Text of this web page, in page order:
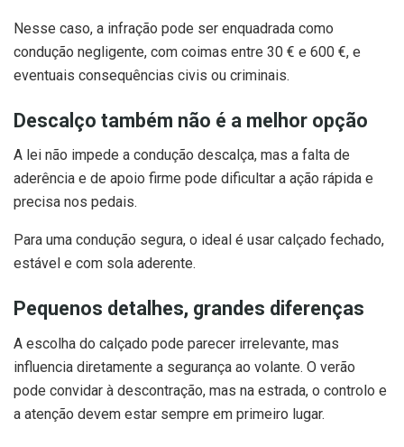
Nesse caso, a infração pode ser enquadrada como
condução negligente, com coimas entre 30 € e 600 €, e
eventuais consequências civis ou criminais.
Descalço também não é a melhor opção
A lei não impede a condução descalça, mas a falta de
aderência e de apoio firme pode dificultar a ação rápida e
precisa nos pedais.
Para uma condução segura, o ideal é usar calçado fechado,
estável e com sola aderente.
Pequenos detalhes, grandes diferenças
A escolha do calçado pode parecer irrelevante, mas
influencia diretamente a segurança ao volante. O verão
pode convidar à descontração, mas na estrada, o controlo e
a atenção devem estar sempre em primeiro lugar.